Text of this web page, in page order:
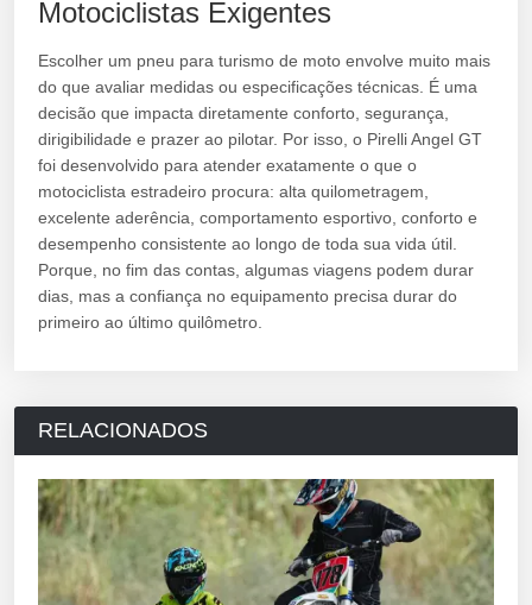
Motociclistas Exigentes
Escolher um pneu para turismo de moto envolve muito mais
do que avaliar medidas ou especificações técnicas. É uma
decisão que impacta diretamente conforto, segurança,
dirigibilidade e prazer ao pilotar. Por isso, o Pirelli Angel GT
foi desenvolvido para atender exatamente o que o
motociclista estradeiro procura: alta quilometragem,
excelente aderência, comportamento esportivo, conforto e
desempenho consistente ao longo de toda sua vida útil.
Porque, no fim das contas, algumas viagens podem durar
dias, mas a confiança no equipamento precisa durar do
primeiro ao último quilômetro.
RELACIONADOS